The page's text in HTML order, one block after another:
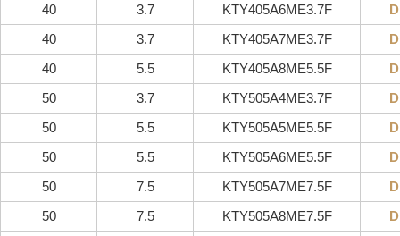
40
3.7 KTY405A6ME3.7F
40
3.7 KTY405A7ME3.7F
40
5.5 KTY405A8ME5.5F
50
3.7 KTY505A4ME3.7F
50
5.5 KTY505A5ME5.5F
50
5.5 KTY505A6ME5.5F
50
7.5 KTY505A7ME7.5F
50
7.5 KTY505A8ME7.5F